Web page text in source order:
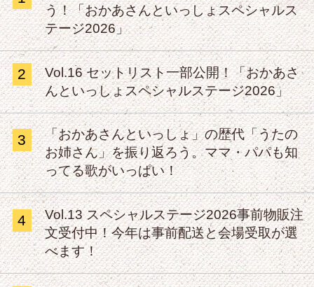
う！「おかあさんといっしょスペシャルス
テージ2026」
2
Vol.16 セットリスト一部公開！「おかあさ
んといっしょスペシャルステージ2026」
3
「おかあさんといっしょ」の歴代「うたの
お姉さん」を振り返ろう。ママ・パパも知
ってる歌がいっぱい！
4
Vol.13 スペシャルステージ2026事前物販注
文受付中！今年は事前配送と会場受取が選
べます！